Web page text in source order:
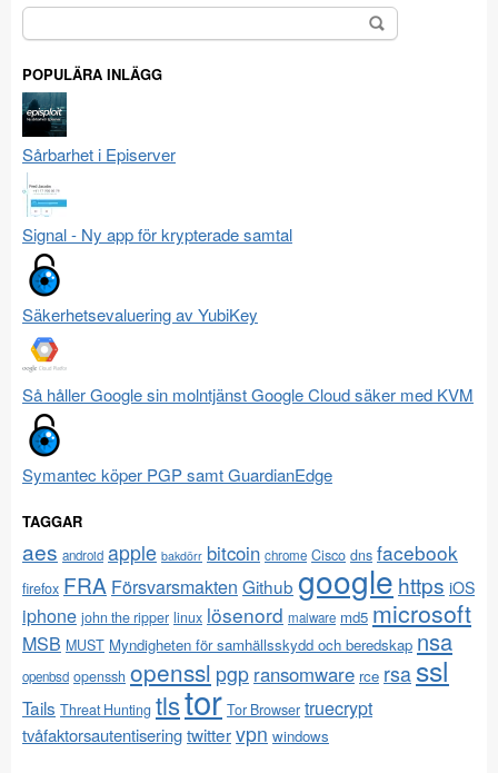
Sök
efter:
POPULÄRA INLÄGG
Sårbarhet i Episerver
Signal - Ny app för krypterade samtal
Säkerhetsevaluering av YubiKey
Så håller Google sin molntjänst Google Cloud säker med KVM
Symantec köper PGP samt GuardianEdge
TAGGAR
aes android apple bakdörr bitcoin chrome Cisco dns facebook
firefox FRA Försvarsmakten Github google https iOS
iphone john the ripper linux lösenord malware md5 microsoft
MSB MUST Myndigheten för samhällsskydd och beredskap nsa
openbsd openssh openssl pgp ransomware rce rsa ssl
Tails Threat Hunting tlstor Tor Browser truecrypt
tvåfaktorsautentiseringtwittervpn windows